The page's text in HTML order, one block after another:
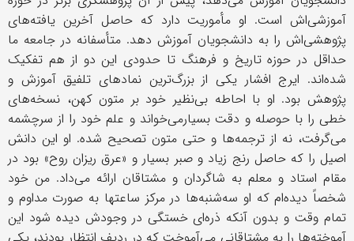
آموزشی‌اش است. او مأموریت دارد که حاصل آخرین یافته‌های
پژوهشی‌اش را به دانشجویان آموزش دهد. متأسفانه در جامعه ما
حداقل در حوزه تاریخ و فرهنگ تا حدودی این دو از هم تفکیک
شده‌اند. ایرج افشار یکی از بزرگ‌ترین نمادهای تلفیق آموزش و
پژوهش بود. او با احاطه بی‌نظیر خود بر متون کهن، نسخه‌های
خطی را با حوصله و دقت بسیارمی‌خواند و علم خود را از سرچشمه
می‌گرفت، نه از ترجمه‌ها و حتی متون تصحیح شده. او این دانش
اصیل را که حاصل رنج زیاد و صبر بسیار و «عرق ریزان روح» بود در
مقام استاد و معلم به شاگردان و مشتاقان ارائه می‌داد. من خود
شخصاً دیده‌ام که او سه‌شنبه‌ها در مرکز ساعتها به صورت مداوم و
تمام وقت و بدون آنکه ذره‌ای خستگی در وجودش دیده شود این